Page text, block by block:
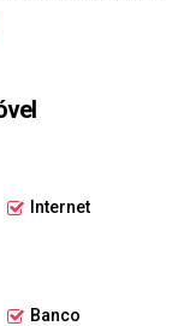
quem busca
e cerâmica, cozinha
viver com conforto
padrão em uma
mesmo!
Internet
Banco